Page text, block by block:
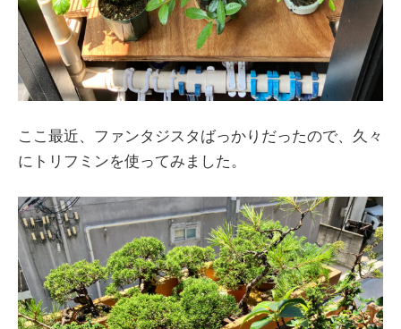
ここ最近、ファンタジスタばっかりだったので、久々
にトリフミンを使ってみました。